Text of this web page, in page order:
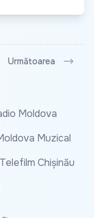
Următoarea
Moldova
Muzical
Telefilm Chișinău